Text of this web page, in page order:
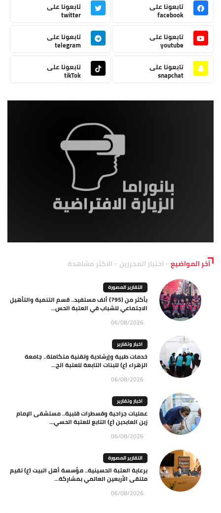
تابعونا على
facebook
تابعونا على
twitter
تابعونا على
youtube
تابعونا على
telegram
تابعونا على
snapchat
تابعونا على
tikTok
آخر المواضيع اختيار المحررين الاكثر مشاهدة
التقارير المصورة
بأكثر من (795) ألف مستفيد.. قسم التنمية والتأهيل
الاجتماعي للشباب في العتبة الحس...
06/08/2026
اخبار وتقارير
خدمات طبية وإرشادية وتقنية متكاملة.. جامعة
الزهراء (ع) للبنات التابعة للعتبة الح...
06/08/2026
اخبار وتقارير
عمليات جراحية وقسطرات قلبية.. مستشفى الإمام
زين العابدين (ع) التابع للعتبة الحسي...
06/08/2026
التقارير المصورة
برعاية العتبة الحسينية.. مؤسسة أهل البيت (ع) تقيم
ملتقى الأربعين العالمي بمشاركة...
06/08/2026